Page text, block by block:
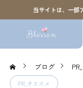
当サイトは、一部
ブログ
PR,オススメ